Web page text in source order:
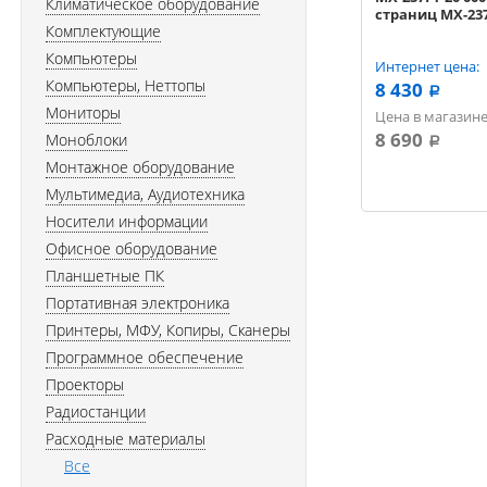
страниц MX-
Интернет цена:
8 430 a
Цена в
8 690 a
Комплектующие
Компьютеры
Компьютеры, Неттопы
Мониторы
Моноблоки
Монтажное оборудование
Мультимедиа, Аудиотехника
Носители информации
Офисное оборудование
Планшетные ПК
Портативная электроника
Принтеры, МФУ, Копиры, Сканеры
Программное обеспечение
Проекторы
Радиостанции
Расходные материалы
Все